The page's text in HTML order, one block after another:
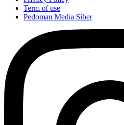
Term of use
Pedoman Media Siber